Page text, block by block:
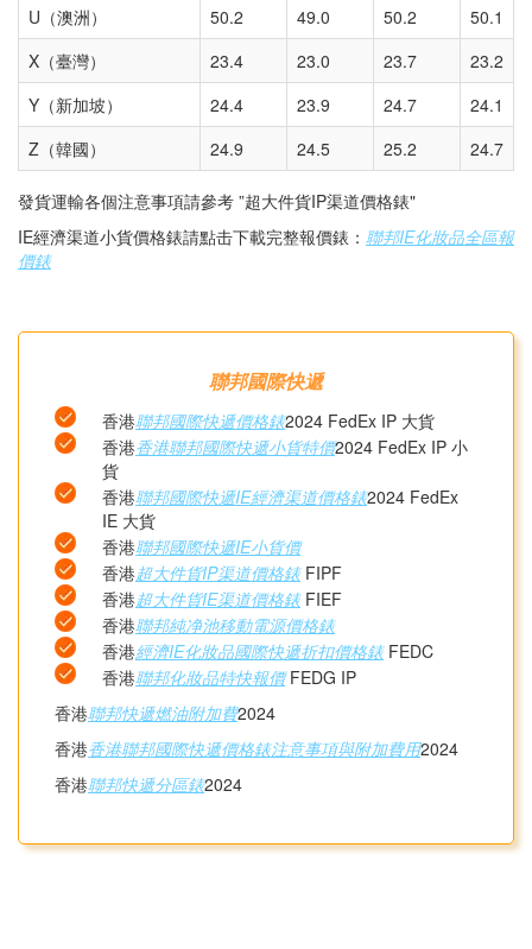
U（澳洲）
50.2 49.0 50.2
50.1
X（臺灣）
23.4 23.0 23.7
23.2
Y（新加坡）
24.4 23.9 24.7
24.1
Z（韓國）
24.9 24.5 25.2 24.7
發貨運輸各個注意事項請參考 ”超大件貨IP渠道價格錶"
IE經濟渠道小貨價格錶請點击下載完整報價錶： 聯邦IE化妝品全區報
價錶
聯邦國際快遞
香港聯邦國際快遞價格錶2024 FedEx IP 大貨
香港香港聯邦國際快遞小貨特價2024 FedEx IP 小
貨
香港聯邦國際快遞IE經濟渠道價格錶2024 FedEx
IE 大貨
香港聯邦國際快遞IE小貨價
香港超大件貨IP渠道價格錶FIPF
香港超大件貨IE渠道價格錶FIEF
香港聯邦純净池移動電源價格錶
香港經濟IE化妝品國際快遞折扣價格錶FEDC
香港聯邦化妝品特快報價FEDG IP
香港聯邦快遞燃油附加費2024
香港香港聯邦國際快遞價格錶注意事項與附加費用2024
香港聯邦快遞分區錶2024